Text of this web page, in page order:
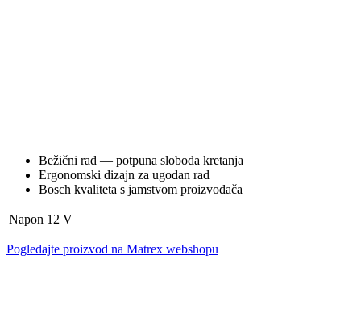
Bežični rad — potpuna sloboda kretanja
Ergonomski dizajn za ugodan rad
Bosch kvaliteta s jamstvom proizvođača
Napon 12 V
Pogledajte proizvod na Matrex webshopu